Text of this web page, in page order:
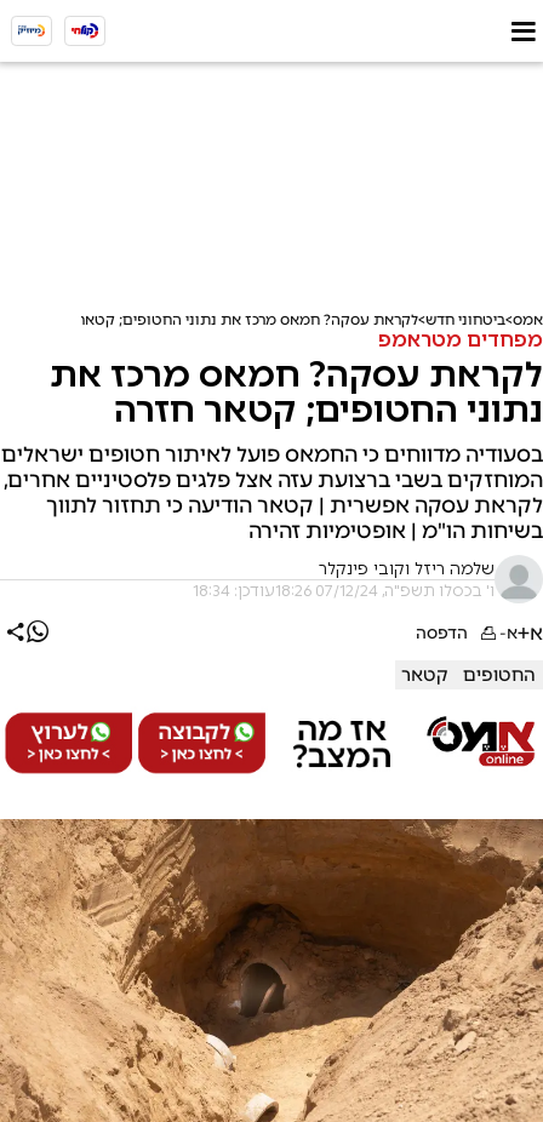
אמס ביטחוני חדש לקראת עסקה? חמאס מרכז את נתוני החטופים; קטאר חזרה
מפחדים מטראמפ
לקראת עסקה? חמאס מרכז את
נתוני החטופים; קטאר חזרה
בסעודיה מדווחים כי החמאס פועל לאיתור חטופים ישראלים
המוחזקים בשבי ברצועת עזה אצל פלגים פלסטיניים אחרים,
לקראת עסקה אפשרית | קטאר הודיעה כי תחזור לתווך
בשיחות הו"מ | אופטימיות זהירה
שלמה ריזל וקובי פינקלר
ו' בכסלו תשפ"ה, 07/12/24 18:26 עודכן: 18:34
א+א- הדפסה
החטופים קטאר